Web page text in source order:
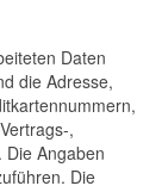
Daten
die Adresse,
,
Angaben
Die